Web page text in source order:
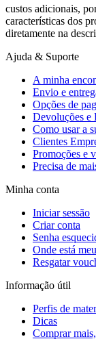
custos adicionais,
características dos
diretamente na
Ajuda & Suporte
A minha
Envio e
Opções de
Devoluções e
Como usar a
Clientes
Promoções e
Precisa de
Minha conta
Iniciar sessão
Criar conta
Senha
Onde está
Resgatar
Informação útil
Perfis de
Dicas
Comprar